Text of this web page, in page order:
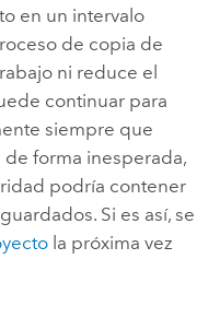
en un intervalo
de copia de
ni reduce el
continuar para
siempre que
forma inesperada,
podría contener
Si es así, se
la próxima vez